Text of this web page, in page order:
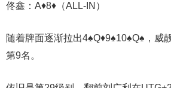
佟鑫：A♦️8♦️（ALL-IN）
随着牌面逐渐拉出4♠️Q♦️9♠️10♠️Q♠️，威
第9名。